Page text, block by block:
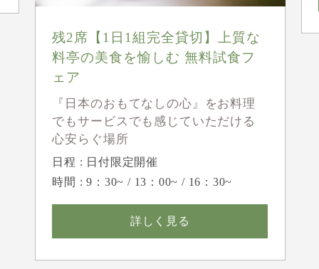
残2席【1日1組完全貸切】上質な
料亭の美食を愉しむ 無料試食フ
ェア
『日本のおもてなしの心』をお料理
でもサービスでも感じていただける
心安らぐ場所
日程 : 日付限定開催
時間 : 9：30~ / 13：00~ / 16：30~
詳しく見る